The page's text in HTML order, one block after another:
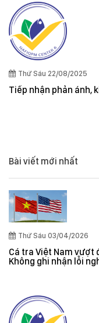
Thứ Sáu 22/08/2025
Tiếp nhận phản ánh,
Bài viết mới nhất
Thứ Sáu 03/04/2026
Cá tra Việt Nam vượt
Không ghi nhận lỗi